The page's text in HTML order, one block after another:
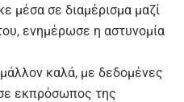
μέσα σε διαμέρισμα μαζί
ενημέρωσε η αστυνομία
καλά, με δεδομένες
εκπρόσωπος της